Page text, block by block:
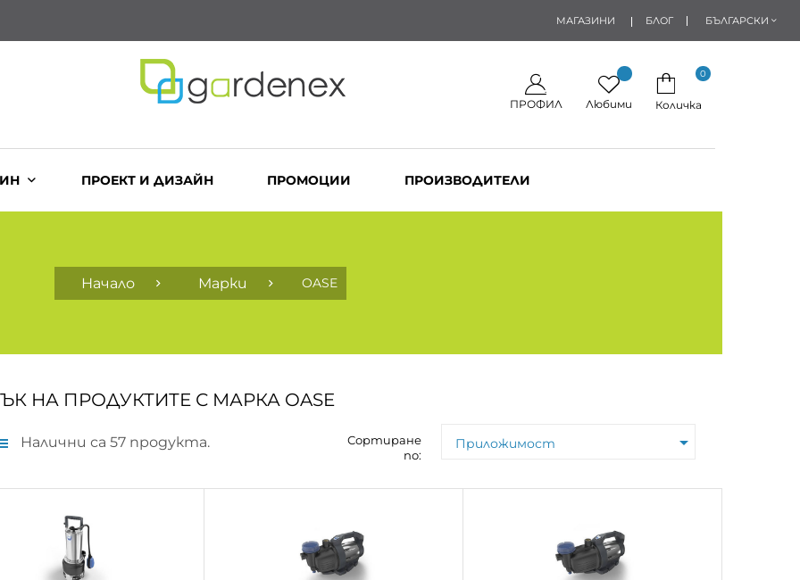
МАГАЗИНИ БЛОГ БЪЛГАРСКИ
ПРОФИЛ Любими
0
Количка
ПРОЕКТ И ДИЗАЙН ПРОМОЦИИ ПРОИЗВОДИТЕЛИ
Начало Марки OASE
НА ПРОДУКТИТЕ С МАРКА OASE
Налични са 57 продукта.
Сортиране
по:
Приложимост 